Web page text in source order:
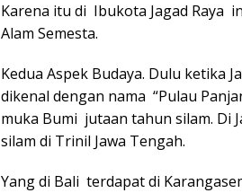
Karena itu di Ibukota Jagad Raya
Alam Semesta.
Kedua Aspek Budaya. Dulu ketika
dikenal dengan nama “Pulau
muka Bumi jutaan tahun silam. Di
silam di Trinil Jawa Tengah.
Yang di Bali terdapat di